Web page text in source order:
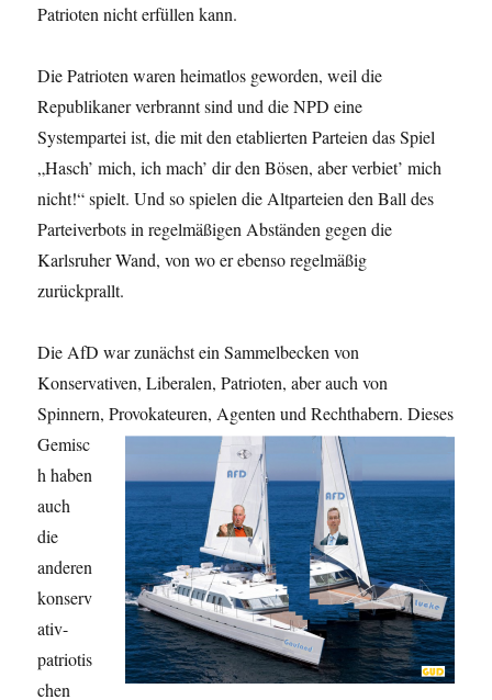
Patrioten nicht erfüllen kann.
Die Patrioten waren heimatlos geworden, weil die
Republikaner verbrannt sind und die NPD eine
Systempartei ist, die mit den etablierten Parteien das Spiel
„Hasch’ mich, ich mach’ dir den Bösen, aber verbiet’ mich
nicht!“ spielt. Und so spielen die Alt­parteien den Ball des
Parteiverbots in regelmäßigen Abständen gegen die
Karlsruher Wand, von wo er ebenso regelmäßig
zurückprallt.
Die AfD war zunächst ein Sammelbecken von
Konservativen, Liberalen, Patrioten, aber auch von
Spinnern, Provokateuren, Agenten undRechthabern. Dieses
Gemisc
h haben
auch
die
anderen
konserv
ativ-
patriotis
chen